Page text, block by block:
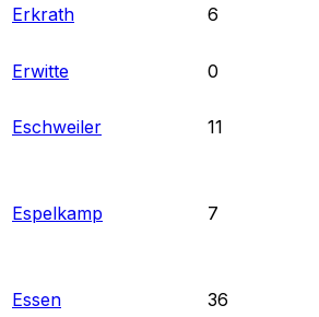
Erkrath
6
Erwitte
0
Eschweiler
11
Espelkamp
7
Essen
36